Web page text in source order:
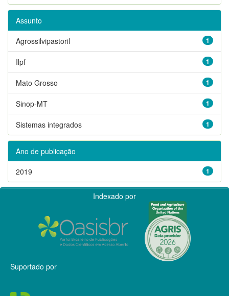
Assunto
1
Agrossilvipastoril
1
Ilpf
1
Mato Grosso
1
Sinop-MT
1
Sistemas integrados
Ano de publicação
1
2019
Indexado por
Suportado por